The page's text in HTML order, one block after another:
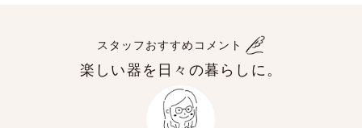
スタッフおすすめコメント
楽しい器を日々の暮らしに。